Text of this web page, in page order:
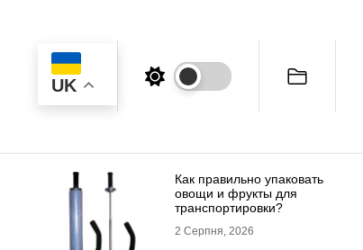
UK
Как правильно упаковать
овощи и фрукты для
транспортировки?
2 Серпня, 2026